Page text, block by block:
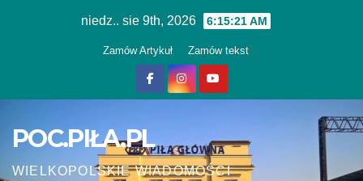
niedz.. sie 9th, 2026 6:15:22 AM
Zamów Artykuł Zamów tekst
POC.PIŁA.PL
WIELKOPOLSKIE WIADOMOŚCI